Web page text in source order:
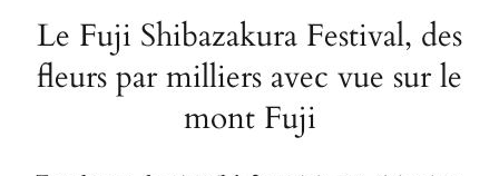
Le Fuji Shibazakura Festival, des
fleurs par milliers avec vue sur le
mont Fuji